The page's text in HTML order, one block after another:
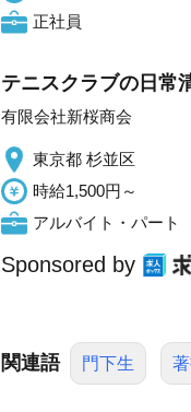
正社員
テニスクラブの日常
有限会社新桜商会
東京都 杉並区
時給1,500円～
アルバイト・パート
Sponsored by
関連語 門下生